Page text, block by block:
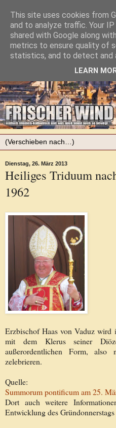
Dienstag, 26. März 2013
Heiliges Triduum
1962
Erzbischof Haas von Vaduz wird
mit dem Klerus seiner
außerordentlichen Form,
zelebrieren.
Quelle:
Summorum pontificum am 25.
Dort auch weitere
Entwicklung des
This site uses cookies from
and to analyze traffic. Your
shared with Google along
metrics to ensure quality of
statistics, and to detect and
LEARN